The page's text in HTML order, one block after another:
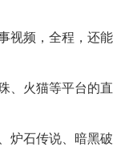
视频，全程，还能
、火猫等平台的直
炉石传说、暗黑破